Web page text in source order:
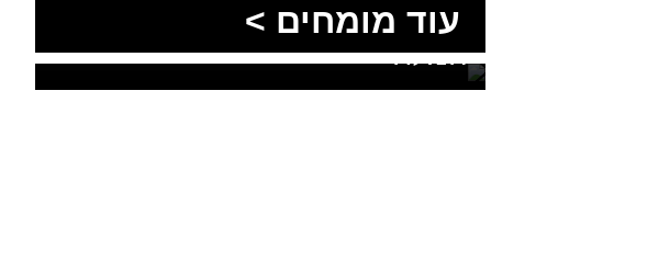
עוד מומחים >
מושלמת לנגב, לאילת ולים
המלח